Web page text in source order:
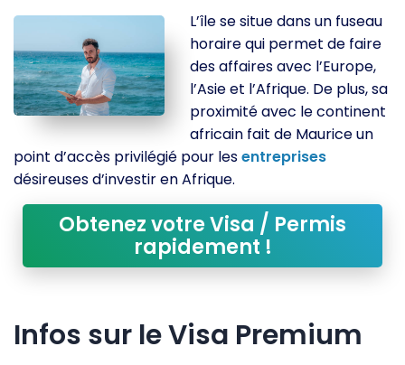
L’île se situe dans un fuseau
horaire qui permet de faire
des affaires avec l’Europe,
l’Asie et l’Afrique. De plus, sa
proximité avec le continent
africain fait de Maurice un
point d’accès privilégié pour lesentreprises
désireuses d’investir en Afrique.
Obtenez votre Visa / Permis
rapidement !
Infos sur le Visa Premium